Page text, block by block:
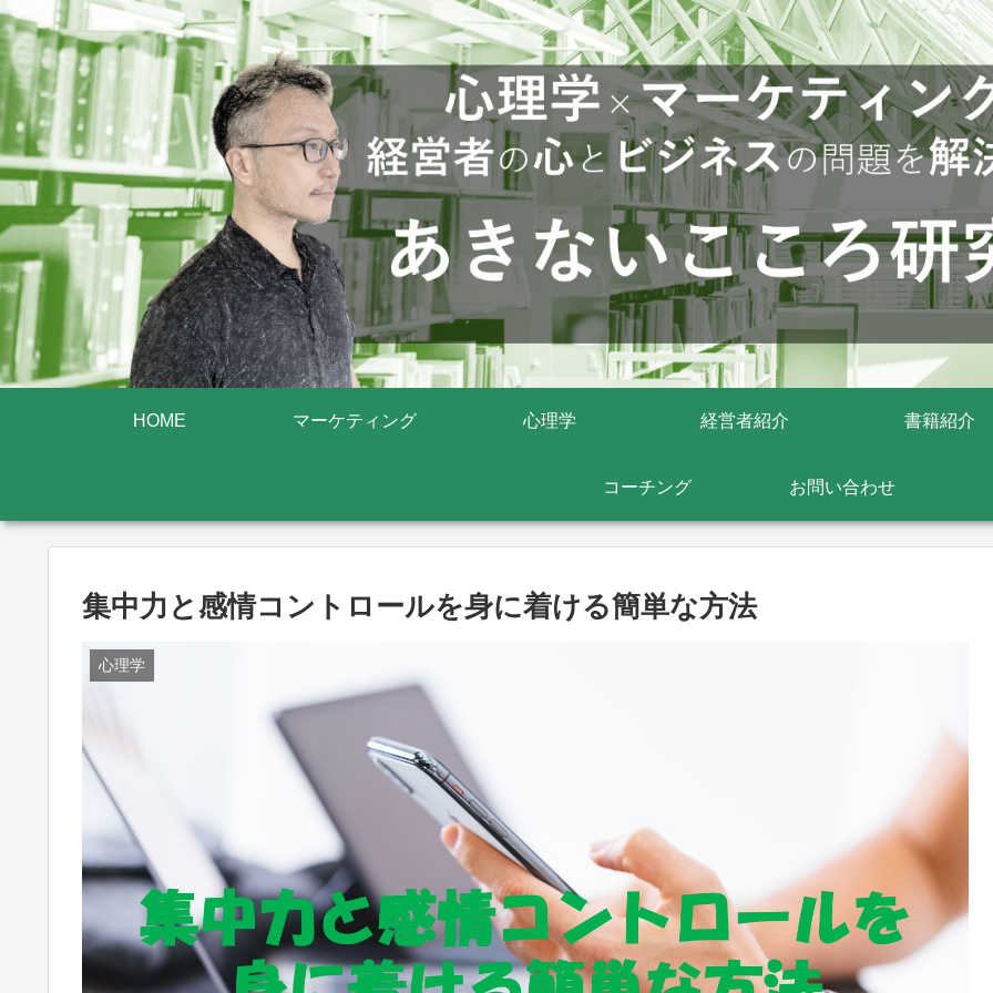
HOME マーケティング 心理学 経営者紹介 書籍紹介
コーチング お問い合わせ
集中力と感情コントロールを身に着ける簡単な方法
心理学